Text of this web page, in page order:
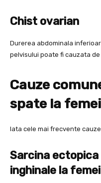
Chist ovarian
Durerea abdominala
pelvisului poate fi cauzata de
Cauze
spate la femei
Iata cele mai frecvente
Sarcina
inghinale la